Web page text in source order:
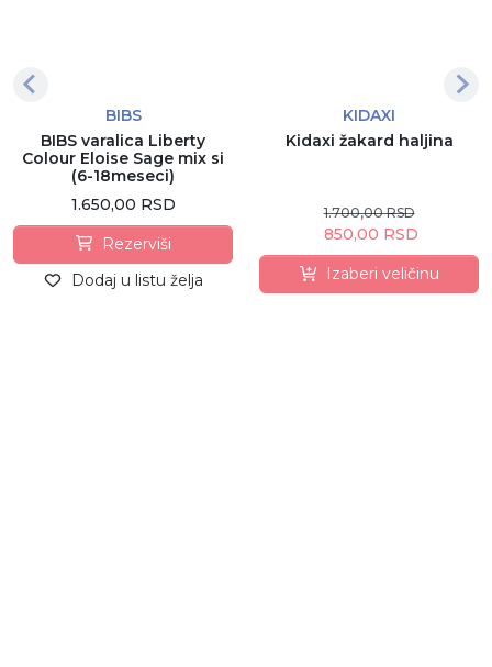
BIBS
BIBS varalica Liberty
Colour Eloise Sage mix si
(6-18meseci)
1.650,00 RSD
Rezerviši
Dodaj u listu želja
KIDAXI
Kidaxi žakard haljina
1.700,00 RSD
850,00 RSD
Izaberi veličinu